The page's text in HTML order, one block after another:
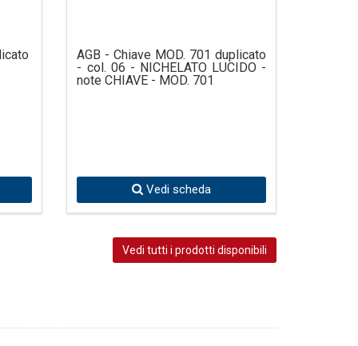
AGB - Chiave MOD. 701 duplicato
- col. 06 - NICHELATO LUCIDO -
note CHIAVE - MOD. 701
Vedi scheda
Vedi tutti i prodotti disponibili